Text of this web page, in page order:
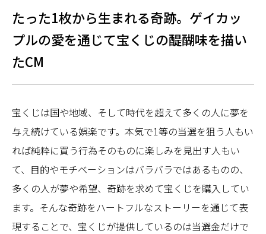
たった1枚から生まれる奇跡。ゲイカッ
プルの愛を通じて宝くじの醍醐味を描い
たCM
宝くじは国や地域、そして時代を超えて多くの人に夢を
与え続けている娯楽です。本気で1等の当選を狙う人もい
れば純粋に買う行為そのものに楽しみを見出す人もい
て、目的やモチベーションはバラバラではあるものの、
多くの人が夢や希望、奇跡を求めて宝くじを購入してい
ます。そんな奇跡をハートフルなストーリーを通じて表
現することで、宝くじが提供しているのは当選金だけで